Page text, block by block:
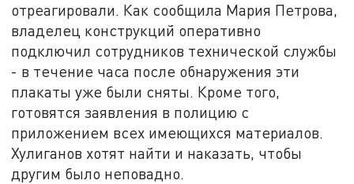
отреагировали. Как сообщила Мария Петрова,
владелец конструкций оперативно
подключил сотрудников технической службы
- в течение часа после обнаружения эти
плакаты уже были сняты. Кроме того,
готовятся заявления в полицию с
приложением всех имеющихся материалов.
Хулиганов хотят найти и наказать, чтобы
другим было неповадно.